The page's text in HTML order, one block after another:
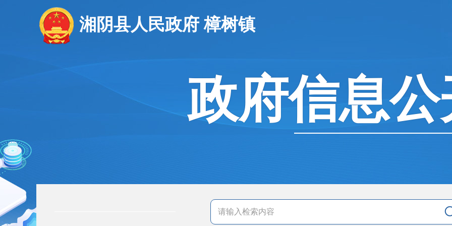
湘阴县人民政府 樟树镇
政府信息公